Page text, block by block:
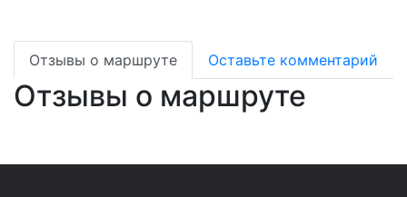
Отзывы о маршруте Оставьте комментарий
Отзывы о маршруте